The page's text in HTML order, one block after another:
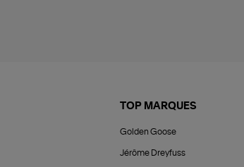
TOP MARQUES
Golden Goose
Jérôme Dreyfuss